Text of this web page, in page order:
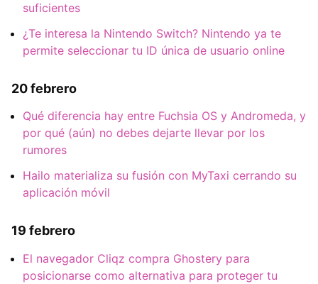
suficientes
¿Te interesa la Nintendo Switch? Nintendo ya te
permite seleccionar tu ID única de usuario online
20 febrero
Qué diferencia hay entre Fuchsia OS y Andromeda, y
por qué (aún) no debes dejarte llevar por los
rumores
Hailo materializa su fusión con MyTaxi cerrando su
aplicación móvil
19 febrero
El navegador Cliqz compra Ghostery para
posicionarse como alternativa para proteger tu